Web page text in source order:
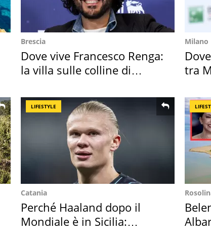
Brescia
Dove vive Francesco Renga:
la villa sulle colline di
Milano
tra
LIFESTYLE
Catania
Perché Haaland dopo il
Mondiale è in Sicilia: